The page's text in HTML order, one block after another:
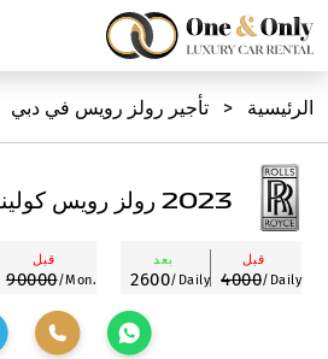
الرئيسية < تأجير رولز رويس في دبي
2023 رولز رويس كولينان
قبل
4000/Daily
بعد
2600/Daily
قبل
90000/Mon.